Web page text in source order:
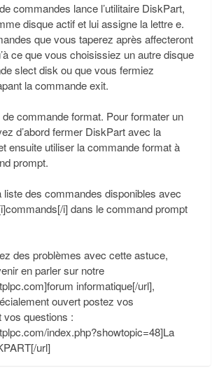
commandes lance l’utilitaire DiskPart,
disque actif et lui assigne la lettre e.
que vous taperez après affecteront
ce que vous choisissiez un autre disque
slect disk ou que vous fermiez
la commande exit.
de commande format. Pour formater un
d’abord fermer DiskPart avec la
ensuite utiliser la commande format à
prompt.
liste des commandes disponibles avec
i] dans le command prompt
des problèmes avec cette astuce,
en parler sur notre
informatique[/url],
ouvert postez vos
questions :
index.php?showtopic=48]La
url]